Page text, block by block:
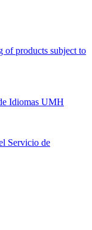
of products subject to
Idiomas UMH
Servicio de